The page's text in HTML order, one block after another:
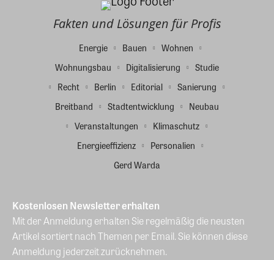
Fakten und Lösungen für Profis
Energie Bauen
Wohnen
Wohnungsbau
Digitalisierung
Studie
Recht
Berlin Editorial
Sanierung
Breitband
Stadtentwicklung
Neubau
Veranstaltungen
Klimaschutz
Energieeffizienz
Personalien
Gerd Warda
Kostenlosen Newsletter erhalten
Mit der Anmeldung erhalten Sie regelmäßig die neusten
Artikel sortiert nach Themen per Email. Sie können diese
Anmeldung jederzeit zurücknehmen.